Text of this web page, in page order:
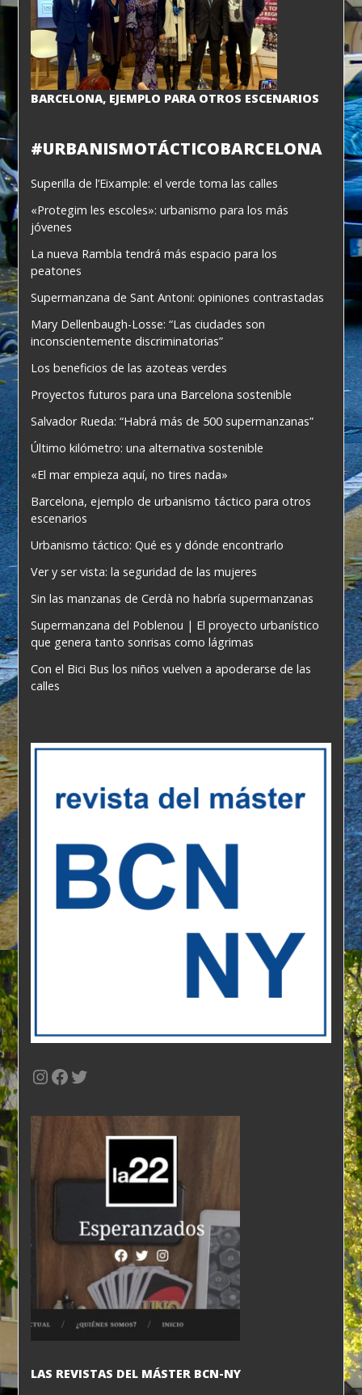
BARCELONA, EJEMPLO PARA OTROS ESCENARIOS
#URBANISMOTÁCTICOBARCELONA
Superilla de l’Eixample: el verde toma las calles
«Protegim les escoles»: urbanismo para los más
jóvenes
La nueva Rambla tendrá más espacio para los
peatones
Supermanzana de Sant Antoni: opiniones contrastadas
Mary Dellenbaugh-Losse: “Las ciudades son
inconscientemente discriminatorias”
Los beneficios de las azoteas verdes
Proyectos futuros para una Barcelona sostenible
Salvador Rueda: “Habrá más de 500 supermanzanas”
Último kilómetro: una alternativa sostenible
«El mar empieza aquí, no tires nada»
Barcelona, ejemplo de urbanismo táctico para otros
escenarios
Urbanismo táctico: Qué es y dónde encontrarlo
Ver y ser vista: la seguridad de las mujeres
Sin las manzanas de Cerdà no habría supermanzanas
Supermanzana del Poblenou | El proyecto urbanístico
que genera tanto sonrisas como lágrimas
Con el Bici Bus los niños vuelven a apoderarse de las
calles
Instagram
Facebook
Twitter
LAS REVISTAS DEL MÁSTER BCN-NY